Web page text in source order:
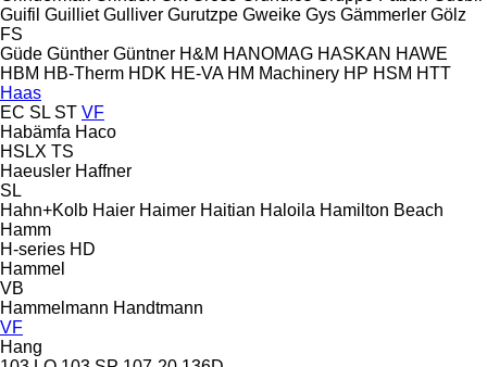
Guifil Guilliet Gulliver Gurutzpe Gweike Gys Gämmerler Gölz
FS
Güde Günther Güntner H&M HANOMAG HASKAN HAWE
HBM HB‑Therm HDK HE-VA HM Machinery HP HSM HTT
Haas
EC SL ST VF
Habämfa Haco
HSLX TS
Haeusler Haffner
SL
Hahn+Kolb Haier Haimer Haitian Haloila Hamilton Beach
Hamm
H-series HD
Hammel
VB
Hammelmann Handtmann
VF
Hang